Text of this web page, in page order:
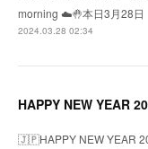
morning ☁️🤚本日3月28
2024.03.28 02:34
HAPPY NEW YEAR
🇯🇵HAPPY NEW YEAR